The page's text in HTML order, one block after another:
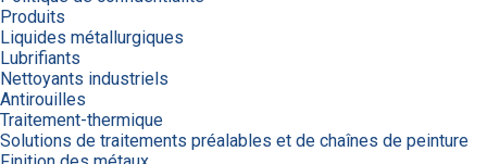
Produits
Liquides métallurgiques
Lubrifiants
Nettoyants industriels
Antirouilles
Traitement-thermique
Solutions de traitements préalables et de chaînes de peinture